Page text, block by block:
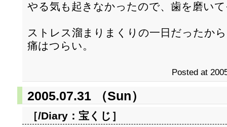
やる気も起きなかったので、歯を磨い
ストレス溜まりまくりの一日だったか
痛はつらい。
Posted at
2005.07.31 （Sun）
［/Diary： 宝くじ ］